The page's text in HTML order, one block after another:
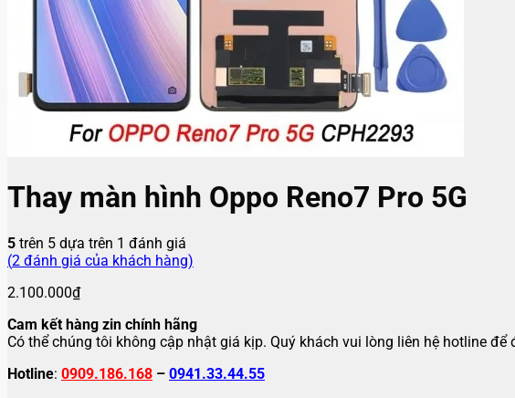
Thay màn hình Oppo Reno7 Pro 5G
5 trên 5 dựa trên 1 đánh giá
(2 đánh giá của khách hàng)
2.100.000₫
Cam kết hàng zin chính hãng
Có thể chúng tôi không cập nhật giá kịp. Quý khách vui lòng liên hệ hotline
Hotline: 0909.186.168 – 0941.33.44.55